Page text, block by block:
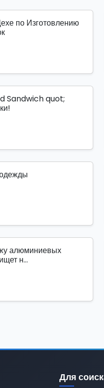
по Изготовлению
Sandwich quot;
алюминиевых
н...
Для